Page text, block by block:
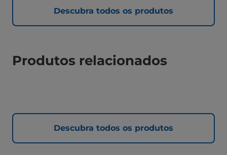
Descubra todos os produtos
Produtos relacionados
Descubra todos os produtos